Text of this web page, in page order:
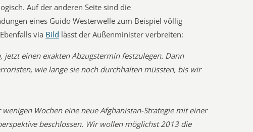
Auf der anderen Seite sind die
eines Guido Westerwelle zum Beispiel völlig
via Bild lässt der Außenminister verbreiten:
jetzt einen exakten Abzugstermin festzulegen. Dann
wie lange sie noch durchhalten müssten, bis wir
wenigen Wochen eine neue Afghanistan-Strategie mit einer
beschlossen. Wir wollen möglichst 2013 die